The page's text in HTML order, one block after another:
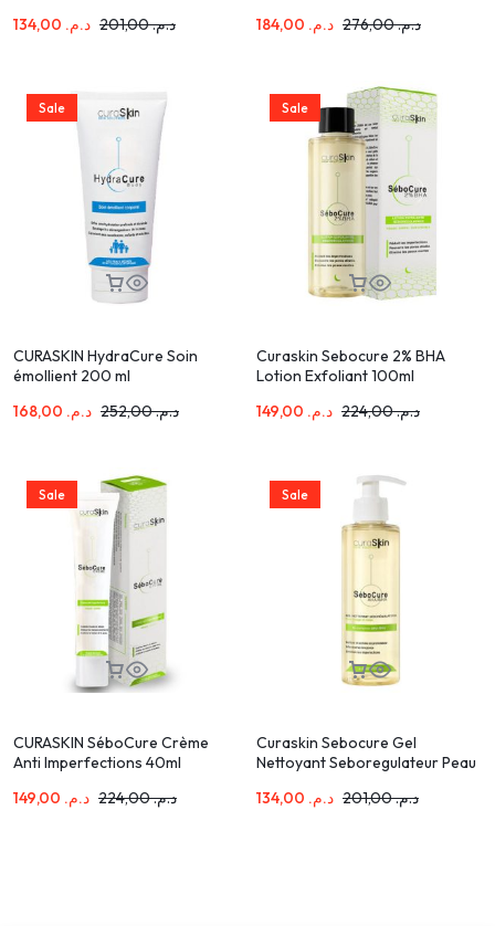
د.م.201,00 د.م.
د.م.276,00 د.م.
Sale
CURASKIN HydraCure Soin
émollient 200 ml
د.م.252,00 د.م.
Sale
Curaskin Sebocure 2% BHA
Lotion Exfoliant 100ml
د.م.224,00 د.م.
Sale
CURASKIN SéboCure Crème
Anti Imperfections 40ml
د.م.224,00 د.م.
Sale
Curaskin Sebocure Gel
Nettoyant Seboregulateur Peau
د.م.201,00 د.م.